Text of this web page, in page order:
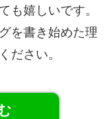
も嬉しいです。
を書き始めた理
ださい。